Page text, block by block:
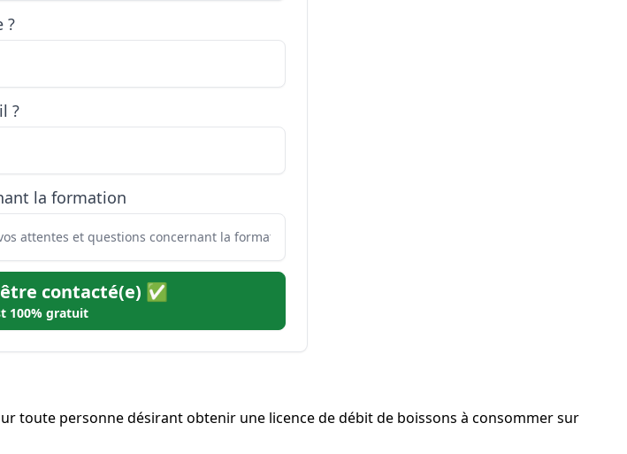
?
?
la formation
contacté(e) ✅
100% gratuit
toute personne désirant obtenir une licence de débit de boissons à consommer sur